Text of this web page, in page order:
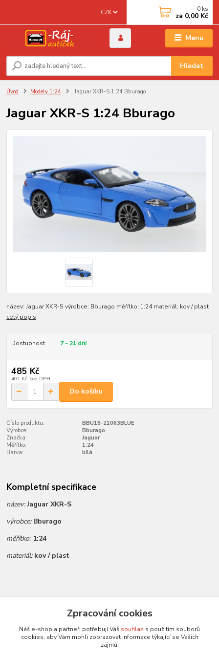
Menu
CZK
Hledat
0 ks
za 0,00 Kč
Úvod Modely 1:24 Jaguar XKR-S 1:24 Bburago
Jaguar XKR-S 1:24 Bburago
název: Jaguar XKR-S výrobce: Bburago měřítko: 1:24 materiál: kov / plast
celý popis
Dostupnost 7 - 21 dní
485 Kč
401 Kč bez DPH
Do košíku
Číslo produktu:
BBU18-21063BLUE
Výrobce:
Bburago
Značka:
Jaguar
Měřítko:
1:24
Barva:
bílá
Kompletní specifikace
název:Jaguar XKR-S
výrobce: Bburago
měřítko: 1:24
materiál: kov / plast
Zboží zařazeno v kategoriích
Všechny modely
Modely 1:24
Zpracování cookies
Náš e-shop a partneři potřebují Váš souhlas s použitím souborů
cookies, aby Vám mohli zobrazovat informace týkající se Vašich
zájmů.